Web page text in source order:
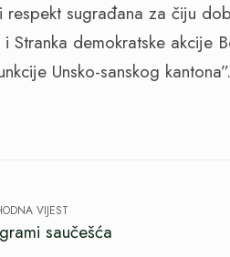
sugrađana za čiju
demokratske akcije
Unsko-sanskog kantona”.
VIJEST
saučešća